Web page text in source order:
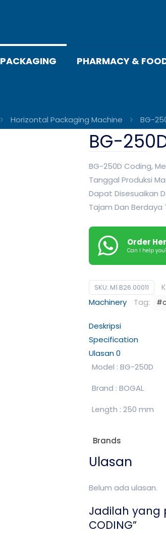
PACKAGING PHARMACY &
Horizontal Packaging Machine BG-
BG-
BG-250D Coding,
Tanggal Produksi
Dapat Disesuaikan
Tajam Dan Berdaya
Order
Can I help
SKU: M1.B26.00011
Machinery
Tag:
Deskripsi
Specification
Ulasan0
Model : BG-250D
Brand : BOGAL
Length : 250 mm
Brands
Ulasan
Belum ada ulasan.
Jadilah yang
CODING”